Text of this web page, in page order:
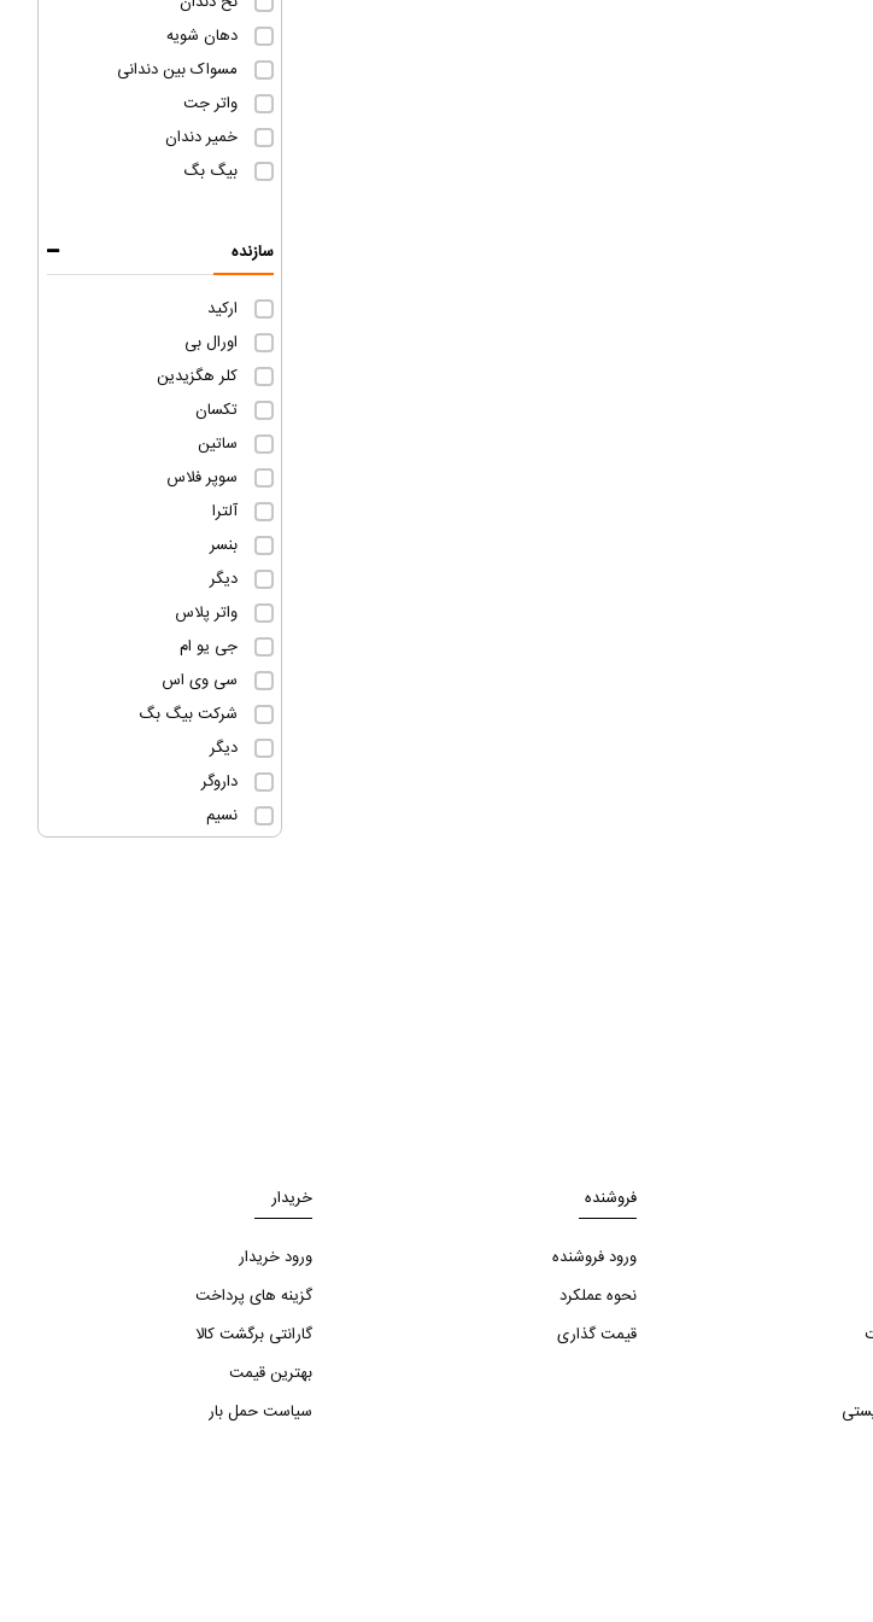
دهان شویه
مسواک بین دندانی
واتر جت
خمیر دندان
بیگ بگ
سازنده
ارکید
اورال بی
کلر هگزیدین
تکسان
ساتین
سوپر فلاس
آلترا
بنسر
دیگر
واتر پلاس
جی یو ام
سی وی اس
شرکت بیگ بگ
دیگر
داروگر
نسیم
فروشنده
ورود فروشنده
نحوه عملکرد
قیمت گذاری
خریدار
ورود خریدار
گزینه های پرداخت
گارانتی برگشت کالا
بهترین قیمت
سیاست حمل بار